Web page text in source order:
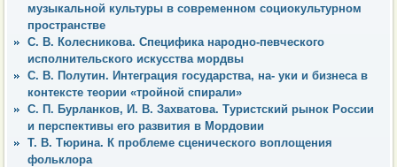
музыкальной культуры в современном социокультурном
пространстве
С. В. Колесникова. Специфика народно-певческого
исполнительского искусства мордвы
С. В. Полутин. Интеграция государства, на- уки и бизнеса в
контексте теории «тройной спирали»
С. П. Бурланков, И. В. Захватова. Туристский рынок России
и перспективы его развития в Мордовии
Т. В. Тюрина. К проблеме сценического воплощения
фольклора